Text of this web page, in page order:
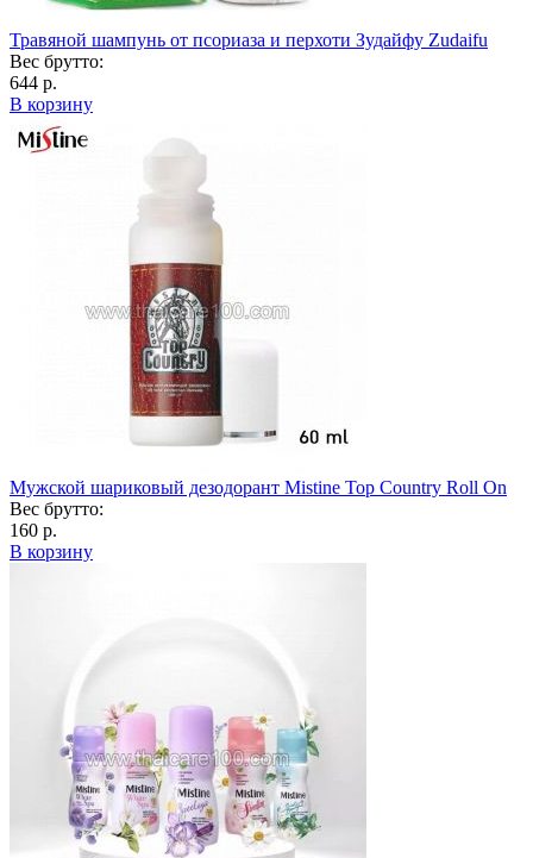
Травяной шампунь от псориаза и перхоти Зудайфу Zudaifu
Вес брутто:
644 р.
В корзину
Мужской шариковый дезодорант Mistine Top Country Roll On
Вес брутто:
160 р.
В корзину